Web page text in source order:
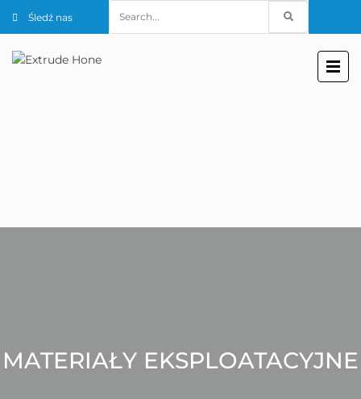
Śledź nas
for:
MATERIAŁY EKSPLOATACYJNE